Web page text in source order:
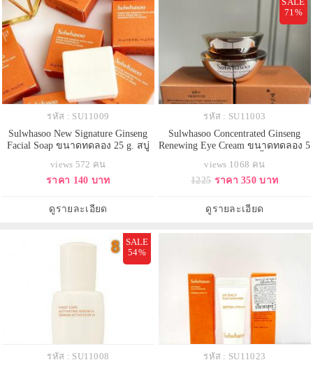
รหัส : SU11009
Sulwhasoo New Signature Ginseng
Facial Soap ขนาดทดลอง 25 g. สบู่
สบู่สมุนไพรระดับพรีเมี่ยมสูตรต้น
ตำรับจากเกาหลี ด้วยส่วนผสมของ
รวมถึงซ่อมแซมเซลล์ผิวที่เสื่อม
สภาพเนื้อฟองเนื้อละเอียดนุ่ม ได้ผิว
views 572 คน
ราคา 140 บาท
ดูรายละเอียด
71%
รหัส : SU11003
Sulwhasoo Concentrated Ginseng
Renewing Eye Cream ขนาดทดลอง 5
ดวงตาด้วยส่วนผสมอันล้ำค่าจาก
โสมแดง ให้ผิวกลับดูอ่อนเยาว์พร้อม
ให้ผิวเปล่งประกายสดใส เพิ่ม
ประสิทธิภาพในการลดเลือนริ้ว
views 1068 คน
1225 ราคา 350 บาท
ดูรายละเอียด
SALE
54%
รหัส : SU11008
รหัส : SU11023